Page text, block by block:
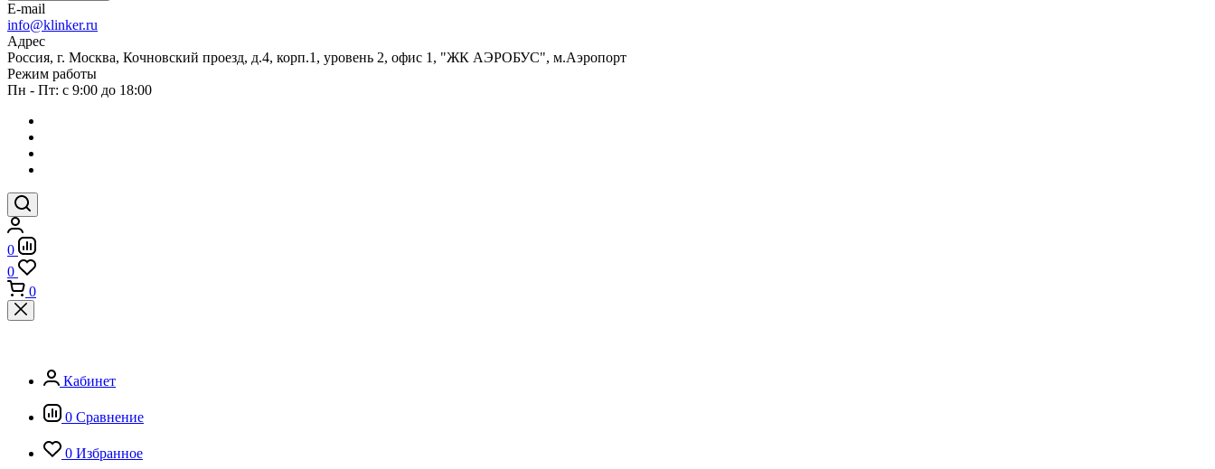
E-mail
info@klinker.ru
Адрес
Россия, г. Москва, Кочновский проезд, д.4, корп.1, уровень 2, офис 1, "ЖК АЭРОБУС", м.Аэропорт
Режим работы
Пн - Пт: с 9:00 до 18:00
0
0
0
Кабинет
0 Сравнение
0 Избранное